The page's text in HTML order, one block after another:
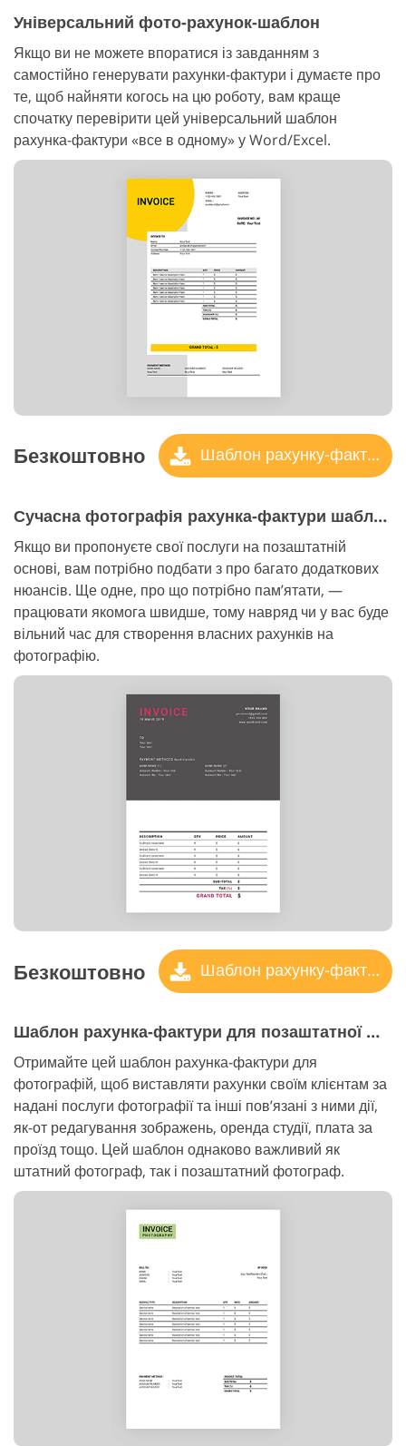
Універсальний фото-рахунок-шаблон
Якщо ви не можете впоратися із завданням з
самостійно генерувати рахунки-фактури і думаєте про
те, щоб найняти когось на цю роботу, вам краще
спочатку перевірити цей універсальний шаблон
рахунка-фактури «все в одному» у Word/Excel.
Безкоштовно Шаблон рахунку-фактури
Сучасна фотографія рахунка-фактури шаблон
Якщо ви пропонуєте свої послуги на позаштатній
основі, вам потрібно подбати з про багато додаткових
нюансів. Ще одне, про що потрібно пам’ятати, —
працювати якомога швидше, тому навряд чи у вас буде
вільний час для створення власних рахунків на
фотографію.
Безкоштовно Шаблон рахунку-фактури
Шаблон рахунка-фактури для позаштатної фотографії
Отримайте цей шаблон рахунка-фактури для
фотографій, щоб виставляти рахунки своїм клієнтам за
надані послуги фотографії та інші пов’язані з ними дії,
як-от редагування зображень, оренда студії, плата за
проїзд тощо. Цей шаблон однаково важливий як
штатний фотограф, так і позаштатний фотограф.